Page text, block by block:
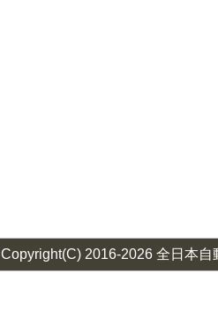
Copyright(C) 2016-2026 全日本